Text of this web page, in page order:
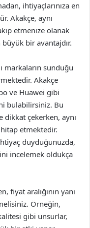
ihtiyaçlarınıza en
Akakçe, aynı
etmenize olanak
bir avantajdır.
markaların sunduğu
Akakçe
ve Huawei gibi
bulabilirsiniz. Bu
çekerken, aynı
etmektedir.
duyduğunuzda,
incelemek oldukça
fiyat aralığının yanı
Örneğin,
gibi unsurlar,